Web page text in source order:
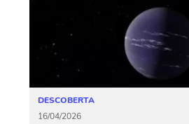
DESCOBERTA
16/04/2026